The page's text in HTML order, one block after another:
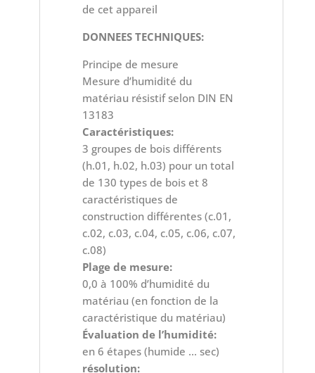
de cet appareil
DONNEES TECHNIQUES:
Principe de mesure
Mesure d’humidité du
matériau résistif selon DIN EN
13183
Caractéristiques:
3 groupes de bois différents
(h.01, h.02, h.03) pour un total
de 130 types de bois et 8
caractéristiques de
construction différentes (c.01,
c.02, c.03, c.04, c.05, c.06, c.07,
c.08)
Plage de mesure:
0,0 à 100% d’humidité du
matériau (en fonction de la
caractéristique du matériau)
Évaluation de l’humidité:
en 6 étapes (humide … sec)
résolution: